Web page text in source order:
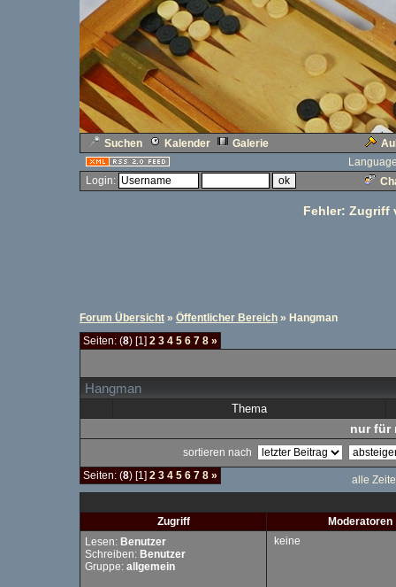
Suchen Kalender Galerie
Login:
Fehler: Zugriff
Forum Übersicht » Öffentlicher Bereich » Hangman
Seiten: (8) [1] 2 3 4 5 6 7 8 »
Hangman
Thema
nur für
sortieren nach
Seiten: (8) [1] 2 3 4 5 6 7 8 » alle
Zugriff
Moderatoren
Lesen: Benutzer
Schreiben: Benutzer
Gruppe: allgemein
keine